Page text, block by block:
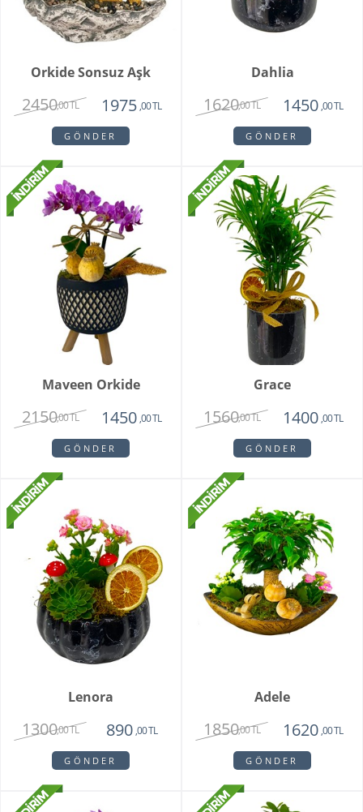
Orkide Sonsuz Aşk
2450,00 TL 1975 ,00 TL
GÖNDER
Dahlia
1620,00 TL 1450 ,00 TL
GÖNDER
Maveen Orkide
2150,00 TL 1450 ,00 TL
GÖNDER
Grace
1560,00 TL 1400 ,00 TL
GÖNDER
Lenora
1300,00 TL 890 ,00 TL
GÖNDER
Adele
1850,00 TL 1620 ,00 TL
GÖNDER